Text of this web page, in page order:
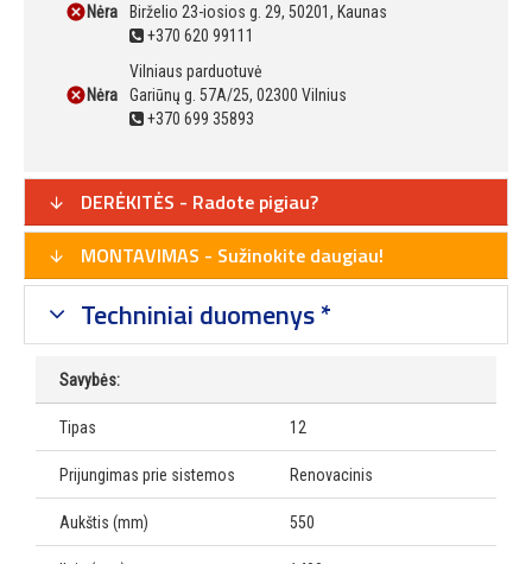
Nėra
Birželio 23-iosios g. 29, 50201, Kaunas
+370 620 99111
Nėra
Vilniaus parduotuvė
Gariūnų g. 57A/25, 02300 Vilnius
+370 699 35893
DERĖKITĖS - Radote pigiau?
MONTAVIMAS - Sužinokite daugiau!
Techniniai duomenys *
Savybės:
Tipas 12
Prijungimas prie sistemos Renovacinis
Aukštis (mm) 550